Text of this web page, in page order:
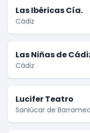
Las Ibéricas Cía.
Cádiz
Las Niñas de
Cádiz
Lucifer Teatro
Sanlúcar de